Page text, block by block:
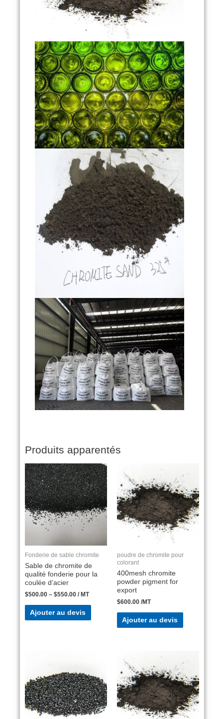
Produits apparentés
Fonderie de sable chromite
Sable de chromite de
qualité fonderie pour la
coulée d’acier
$500.00 – $550.00 / MT
Ajouter au devis
poudre de chromite pour
colorant
400mesh chromite
powder pigment for
export
$600.00 /MT
Ajouter au devis